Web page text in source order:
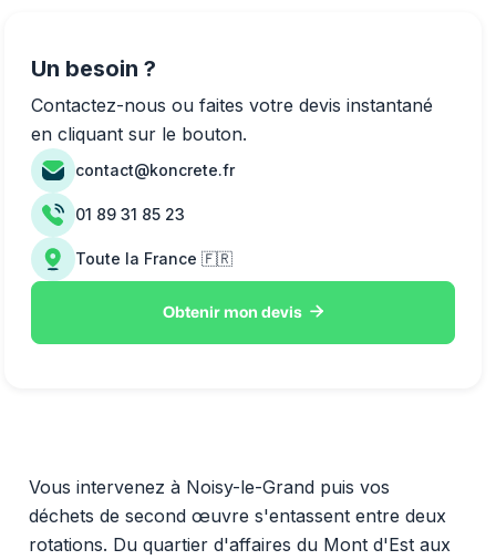
Vous intervenez à Noisy-le-Grand puis vos
déchets de second œuvre s'entassent entre deux
rotations. Du quartier d'affaires du Mont d'Est aux
Un besoin ?
Contactez-nous ou faites votre devis instantané
en cliquant sur le bouton.
contact@koncrete.fr
01 89 31 85 23
Toute la France 🇫🇷
Obtenir mon devis 